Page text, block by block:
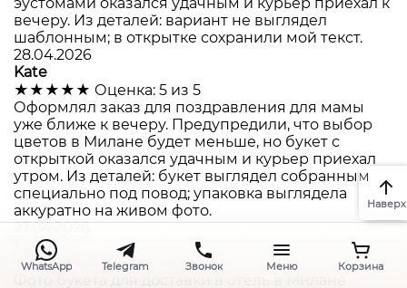
вечеру. Из деталей: вариант не выглядел
шаблонным; в открытке сохранили мой текст.
28.04.2026
Kate
★★★★★ Оценка: 5 из 5
Оформлял заказ для поздравления для мамы
уже ближе к вечеру. Предупредили, что выбор
цветов в Милане будет меньше, но букет с
открыткой оказался удачным и курьер приехал
утром. Из деталей: букет выглядел собранным
специально под повод; упаковка выглядела
аккуратно на живом фото.
27.04.2026
Ника
★★★★★
Оценка: 4.5 из 5
WhatsApp Telegram Звонок Меню Корзина
Наверх